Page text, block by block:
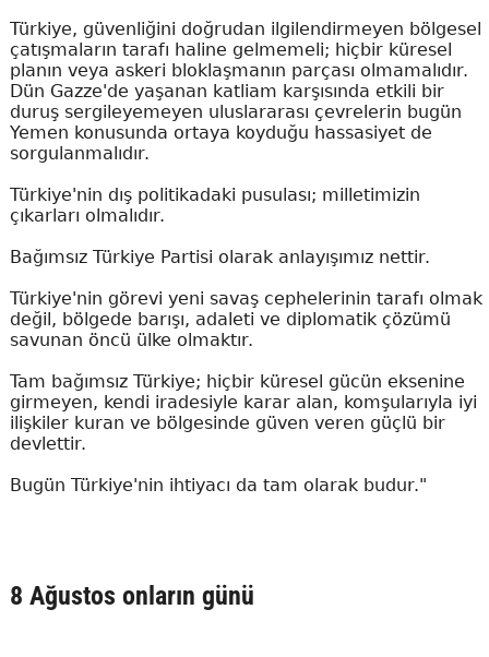
Türkiye, güvenliğini doğrudan ilgilendirmeyen bölgesel
çatışmaların tarafı haline gelmemeli; hiçbir küresel
planın veya askeri bloklaşmanın parçası olmamalıdır.
Dün Gazze'de yaşanan katliam karşısında etkili bir
duruş sergileyemeyen uluslararası çevrelerin bugün
Yemen konusunda ortaya koyduğu hassasiyet de
sorgulanmalıdır.
Türkiye'nin dış politikadaki pusulası; milletimizin
çıkarları olmalıdır.
Bağımsız Türkiye Partisi olarak anlayışımız nettir.
Türkiye'nin görevi yeni savaş cephelerinin tarafı olmak
değil, bölgede barışı, adaleti ve diplomatik çözümü
savunan öncü ülke olmaktır.
Tam bağımsız Türkiye; hiçbir küresel gücün eksenine
girmeyen, kendi iradesiyle karar alan, komşularıyla iyi
ilişkiler kuran ve bölgesinde güven veren güçlü bir
devlettir.
Bugün Türkiye'nin ihtiyacı da tam olarak budur."
8 Ağustos onların günü